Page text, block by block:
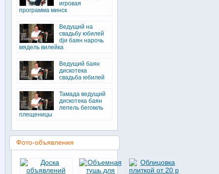
игровая
программа минск
Ведущий на
свадьбу юбилей
djи баян нарочь
мядель вилейка
Ведущий баян
дискотека
свадьба юбилей
Тамада ведущий
дискотека баян
лепель бегомль
плещеницы
Фото-объявления